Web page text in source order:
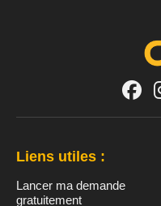
Liens utiles :
Lancer ma demande
gratuitement